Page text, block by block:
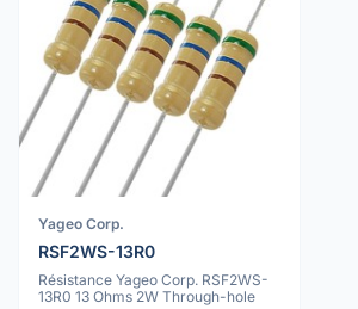
Yageo Corp.
RSF2WS-13R0
Résistance Yageo Corp. RSF2WS-
13R0 13 Ohms 2W Through-hole